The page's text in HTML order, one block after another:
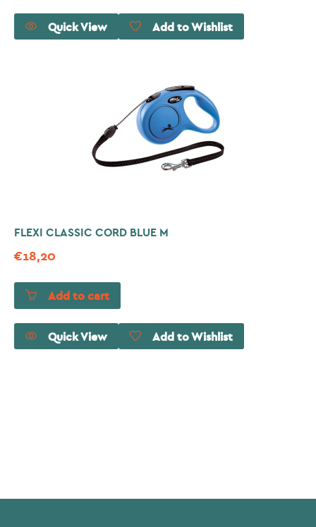
Quick View Add to Wishlist
FLEXI CLASSIC CORD BLUE M
€18,20
Add to cart
Quick View Add to Wishlist